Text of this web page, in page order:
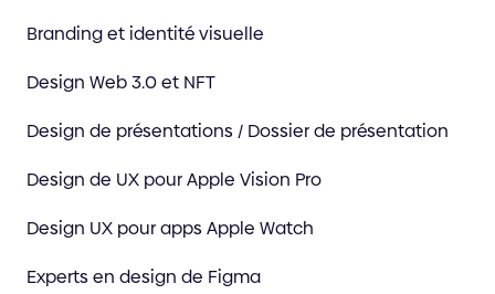
Branding et identité visuelle
Design Web 3.0 et NFT
Design de présentations / Dossier de présentation
Design de UX pour Apple Vision Pro
Design UX pour apps Apple Watch
Experts en design de Figma